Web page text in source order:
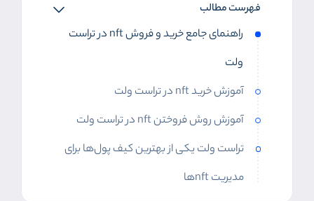
فهرست مطالب
راهنمای جامع خرید و فروش nft در تراست
ولت
آموزش خرید nft در تراست ولت
آموزش روش فروختن nft در تراست ولت
تراست ولت یکی از بهترین‌ کیف پول‌ها برای
مدیریت nftها